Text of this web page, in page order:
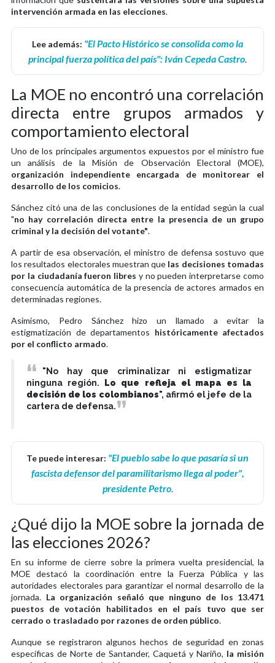
intervención armada en las elecciones.
Lee además: "El Pacto Histórico se consolida como la
principal fuerza política del país": Iván Cepeda Castro.
La MOE no encontró una correlación
directa entre grupos armados y
comportamiento electoral
Uno de los principales argumentos expuestos por el ministro fue
un análisis de la Misión de Observación Electoral (MOE),
organización independiente encargada de monitorear el
desarrollo de los comicios.
Sánchez citó una de las conclusiones de la entidad según la cual
"no hay correlación directa entre la presencia de un grupo
criminal y la decisión del votante".
A partir de esa observación, el ministro de defensa sostuvo que
los resultados electorales muestran que las decisiones tomadas
por la ciudadanía fueron libres y no pueden interpretarse como
consecuencia automática de la presencia de actores armados en
determinadas regiones.
Asimismo, Pedro Sánchez hizo un llamado a evitar la
estigmatización de departamentos históricamente afectados
por el conflicto armado.
"No hay que criminalizar ni estigmatizar
ninguna región. Lo que refleja el mapa es la
decisión de los colombianos", afirmó el jefe de la
cartera de defensa.
Te puede interesar: "El pueblo sabe lo que pasaría si un
fascista defensor del paramilitarismo llega al poder",
presidente Petro.
¿Qué dijo la MOE sobre la jornada de
las elecciones 2026?
En su informe de cierre sobre la primera vuelta presidencial, la
MOE destacó la coordinación entre la Fuerza Pública y las
autoridades electorales para garantizar el normal desarrollo de la
jornada. La organización señaló que ninguno de los 13.471
puestos de votación habilitados en el país tuvo que ser
cerrado o trasladado por razones de orden público.
Aunque se registraron algunos hechos de seguridad en zonas
específicas de Norte de Santander, Caquetá y Nariño, la misión